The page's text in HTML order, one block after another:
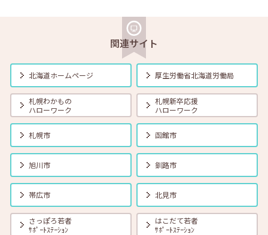
【オンライン】8月13日（木）就職活動のススメ方 14:00～14:30
2026年08月01日(土) セミナー 在職者 学生 求職者
【帯広・対面】8月17日（月）就勝塾 自己分析 ～自分を知って就職活
動～ 14:00～14:40
2026年08月01日(土) セミナー 在職者 学生 求職者
【オンライン】8月18日（火） 転職前に知っておきたい「部下力」ア
ップセミナー～新しい職場で無理なくキャッチアップするためのコミ
ュニケーション術～ 14:00～14:45 定員40名
2026年08月01日(土) 在職者 学生
【函館・対面】8月19日（水）就勝塾 タイプ別「対人ストレス」を減
らす方法 13:30～14:30
関連サイト
北海道ホームページ 厚生労働省北海道労働局
札幌わかもの
ハローワーク
札幌新卒応援
ハローワーク
札幌市 函館市
旭川市 釧路市
帯広市 北見市
さっぽろ若者
ｻﾎﾟｰﾄｽﾃｰｼｮﾝ
はこだて若者
ｻﾎﾟｰﾄｽﾃｰｼｮﾝ